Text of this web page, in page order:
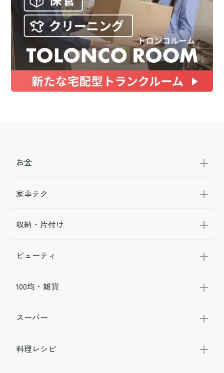
お金
家事テク
収納・片付け
ビューティ
100均・雑貨
スーパー
料理レシピ